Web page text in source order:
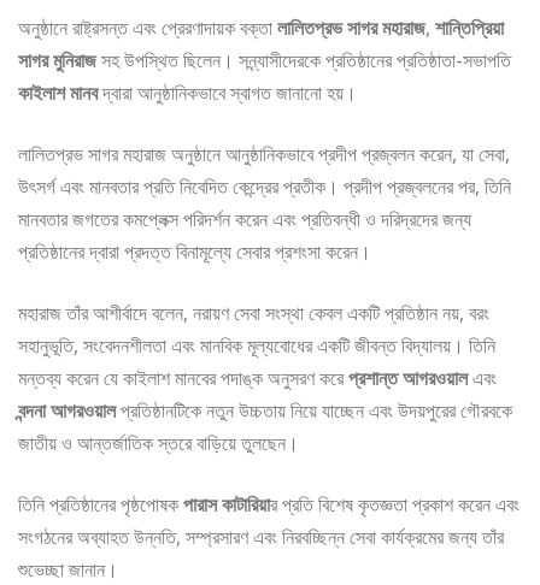
অনুষ্ঠানে রাষ্ট্রসন্ত এবং প্রেরণাদায়ক বক্তালালিতপ্রভ সাগর মহারাজ, শান্তিপ্রিয়া
সাগর মুনিরাজসহ উপস্থিত ছিলেন। সন্ন্যাসীদেরকে প্রতিষ্ঠানের প্রতিষ্ঠাতা-সভাপতি
কাইলাশ মানবদ্বারা আনুষ্ঠানিকভাবে স্বাগত জানানো হয়।
লালিতপ্রভ সাগর মহারাজ অনুষ্ঠানে আনুষ্ঠানিকভাবে প্রদীপ প্রজ্বলন করেন, যা সেবা,
উৎসর্গ এবং মানবতার প্রতি নিবেদিত কেন্দ্রের প্রতীক। প্রদীপ প্রজ্বলনের পর, তিনি
মানবতার জগতের কমপ্লেক্স পরিদর্শন করেন এবং প্রতিবন্ধী ও দরিদ্রদের জন্য
প্রতিষ্ঠানের দ্বারা প্রদত্ত বিনামূল্যে সেবার প্রশংসা করেন।
মহারাজ তাঁর আশীর্বাদে বলেন, নরায়ণ সেবা সংস্থা কেবল একটি প্রতিষ্ঠান নয়, বরং
সহানুভূতি, সংবেদনশীলতা এবং মানবিক মূল্যবোধের একটি জীবন্ত বিদ্যালয়। তিনি
মন্তব্য করেন যে কাইলাশ মানবের পদাঙ্ক অনুসরণ করেপ্রশান্ত আগরওয়ালএবং
বন্দনা আগরওয়ালপ্রতিষ্ঠানটিকে নতুন উচ্চতায় নিয়ে যাচ্ছেন এবং উদয়পুরের গৌরবকে
জাতীয় ও আন্তর্জাতিক স্তরে বাড়িয়ে তুলছেন।
তিনি প্রতিষ্ঠানের পৃষ্ঠপোষকপারাস কাটারিয়ার প্রতি বিশেষ কৃতজ্ঞতা প্রকাশ করেন এবং
সংগঠনের অব্যাহত উন্নতি, সম্প্রসারণ এবং নিরবচ্ছিন্ন সেবা কার্যক্রমের জন্য তাঁর
শুভেচ্ছা জানান।